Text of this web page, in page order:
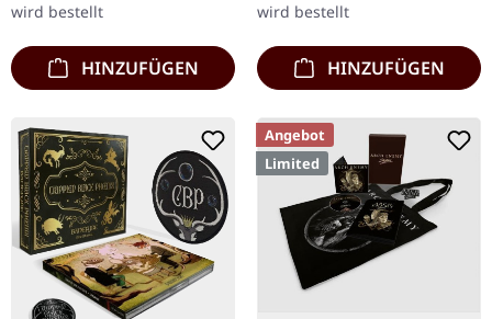
wird bestellt
HINZUFÜGEN
wird bestellt
HINZUFÜGEN
Angebot
Limited